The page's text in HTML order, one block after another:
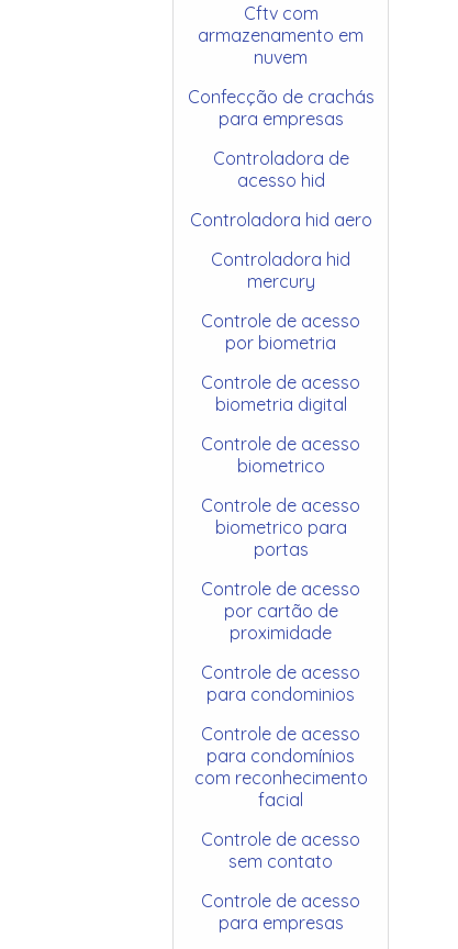
Cftv com
armazenamento em
nuvem
Confecção de crachás
para empresas
Controladora de
acesso hid
Controladora hid aero
Controladora hid
mercury
Controle de acesso
por biometria
Controle de acesso
biometria digital
Controle de acesso
biometrico
Controle de acesso
biometrico para
portas
Controle de acesso
por cartão de
proximidade
Controle de acesso
para condominios
Controle de acesso
para condomínios
com reconhecimento
facial
Controle de acesso
sem contato
Controle de acesso
para empresas